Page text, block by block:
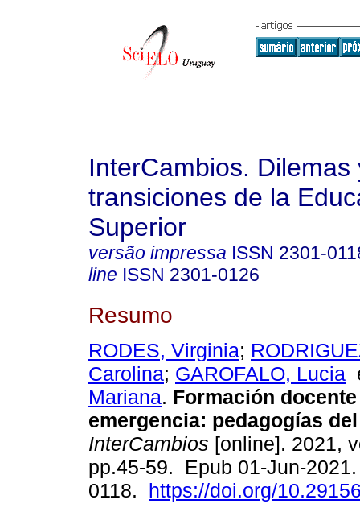
InterCambios. Dilemas
transiciones de la
Superior
versão impressa ISSN 2301-
line ISSN 2301-0126
Resumo
RODES, Virginia;
Carolina; GAROFALO, Lucia
Mariana. Formación
emergencia: pedagogías
InterCambios [online]. 2021,
pp.45-59. Epub 01-Jun-
0118. https://doi.org/